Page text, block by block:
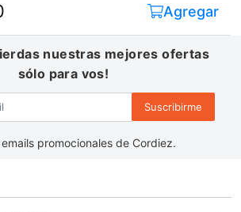
Agregar
nuestras mejores ofertas
sólo para vos!
Suscribirme
promocionales de Cordiez.